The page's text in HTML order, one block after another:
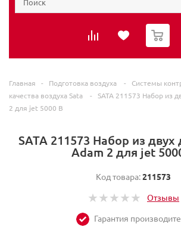
0
Главная - Подготовка воздуха -
Системы
качества воздуха Sata
-
SATA 211573 Набор из
2 для jet 5000 B
SATA 211573 Набор из двух
Adam 2 для jet
Код товара:211573
Отзывы
Гарантия